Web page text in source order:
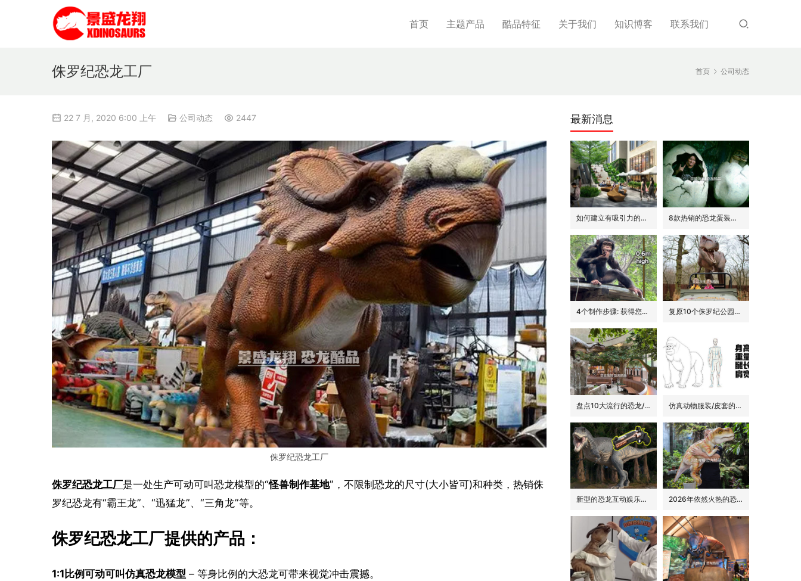
首页 主题产品 酷品特征 关于我们 知识博客 联系我们
首页 公司动态
侏罗纪恐龙工厂
22 7 月, 2020 6:00 上午 公司动态 2447
侏罗纪恐龙工厂
侏罗纪恐龙工厂是一处生产可动可叫恐龙模型的“怪兽制作基地”，不限制恐龙的尺寸(大小皆可)和种类，热销侏
罗纪恐龙有“霸王龙”、“迅猛龙”、“三角龙”等。
侏罗纪恐龙工厂提供的产品：
1:1比例可动可叫仿真恐龙模型 – 等身比例的大恐龙可带来视觉冲击震撼。
最新消息
如何建立有吸引力的商场外围(恐龙或流行主题) 8款热销的恐龙蛋装饰(模型/雕塑)供参考
4个制作步骤: 获得您的动物手偶 复原10个侏罗纪公园里的经典恐龙品种
盘点10大流行的恐龙/侏罗纪主题花园餐吧的景观装饰 仿真动物服装/皮套的6大卖点
新型的恐龙互动娱乐设备/设施: 激光枪射击启动恐龙 2026年依然火热的恐龙手偶道具